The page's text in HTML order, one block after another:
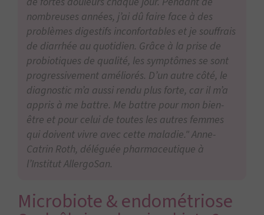
nombreuses années, j’ai dû faire face à des
problèmes digestifs inconfortables et je souffrais
de diarrhée au quotidien. Grâce à la prise de
probiotiques de qualité, les symptômes se sont
progressivement améliorés. D’un autre côté, le
diagnostic m’a aussi rendu plus forte, car il m’a
appris à me battre. Me battre pour mon bien-
être et pour celui de toutes les autres femmes
qui doivent vivre avec cette maladie." Anne-
Catrin Roth, déléguée pharmaceutique à
l’Institut AllergoSan.
Microbiote & endométriose